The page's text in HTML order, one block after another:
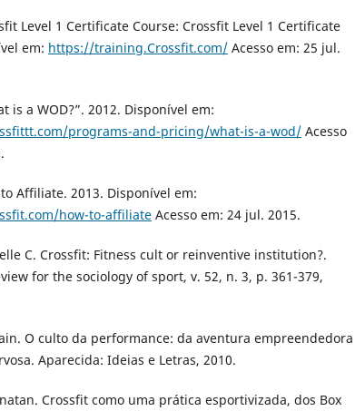
Level 1 Certificate Course: Crossfit Level 1 Certificate
em: https://training.Crossfit.com/ Acesso em: 25 jul.
is a WOD?”. 2012. Disponível em:
programs-and-pricing/what-is-a-wod/ Acesso
to Affiliate. 2013. Disponível em:
how-to-affiliate Acesso em: 24 jul. 2015.
C. Crossfit: Fitness cult or reinventive institution?.
for the sociology of sport, v. 52, n. 3, p. 361-379,
O culto da performance: da aventura empreendedora
Aparecida: Ideias e Letras, 2010.
Crossfit como uma prática esportivizada, dos Box